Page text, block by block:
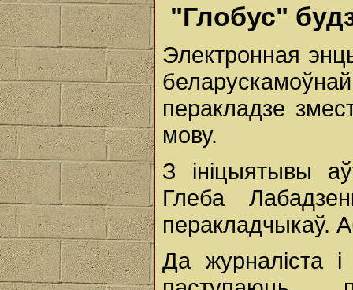
"Глобус"
Электронная
перакладзе
мову.
З ініцыятывы
Глеба
перакладчыкаў.
Да журналіста